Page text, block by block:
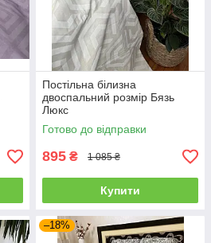
Постільна білизна
двоспальний розмір Бязь
Люкс
Готово до відправки
895 ₴ 1 085 ₴
Купити
–18%